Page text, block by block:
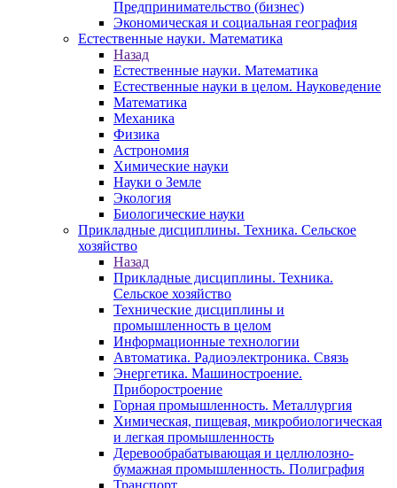
Предпринимательство (бизнес)
Экономическая и социальная география
Естественные науки. Математика
Назад
Естественные науки. Математика
Естественные науки в целом. Науковедение
Математика
Механика
Физика
Астрономия
Химические науки
Науки о Земле
Экология
Биологические науки
Прикладные дисциплины. Техника. Сельское
хозяйство
Назад
Прикладные дисциплины. Техника.
Сельское хозяйство
Технические дисциплины и
промышленность в целом
Информационные технологии
Автоматика. Радиоэлектроника. Связь
Энергетика. Машиностроение.
Приборостроение
Горная промышленность. Металлургия
Химическая, пищевая, микробиологическая
и легкая промышленность
Деревообрабатывающая и целлюлозно-
бумажная промышленность. Полиграфия
Транспорт